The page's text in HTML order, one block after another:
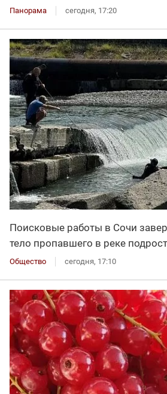
Панорама сегодня, 17:20
Поисковые работы в Сочи
тело пропавшего в реке
Общество сегодня, 17:10